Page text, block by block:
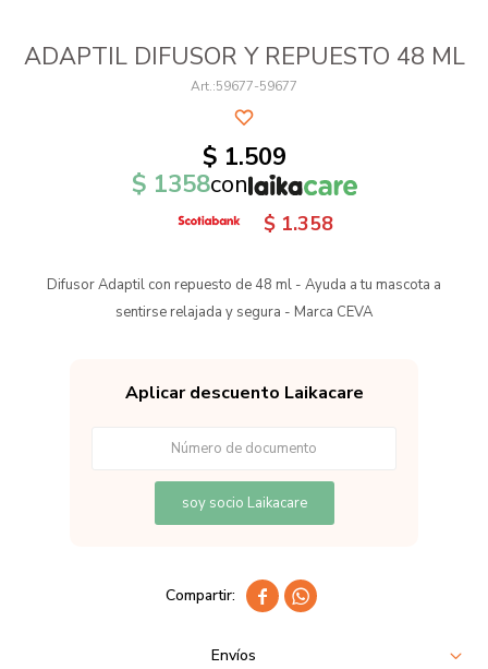
ADAPTIL DIFUSOR Y REPUESTO 48 ML
59677-59677
$ 1.509
$ 1358con
$ 1.358
Difusor Adaptil con repuesto de 48 ml - Ayuda a tu mascota a
sentirse relajada y segura - Marca CEVA
Aplicar descuento Laikacare
soy socio Laikacare
 
Envíos